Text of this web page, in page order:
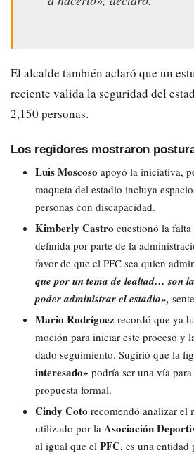
El alcalde también aclaró que un
reciente valida la seguridad del
2,150 personas.
Los regidores mostraron
Luis Moscoso apoyó la iniciativa,
maqueta del estadio incluya
personas con discapacidad.
Kimberly Castro cuestionó la
definida por parte de la
favor de que el PFC sea quien
que por un tema de lealtad… son
poder administrar el estadio»,
Mario Rodríguez recordó que ya
moción para iniciar este proceso y
dado seguimiento. Sugirió que la
interesado» podría ser una vía
propuesta formal.
Cindy Coto recomendó analizar el
utilizado por la Asociación
al igual que el PFC, es una entidad